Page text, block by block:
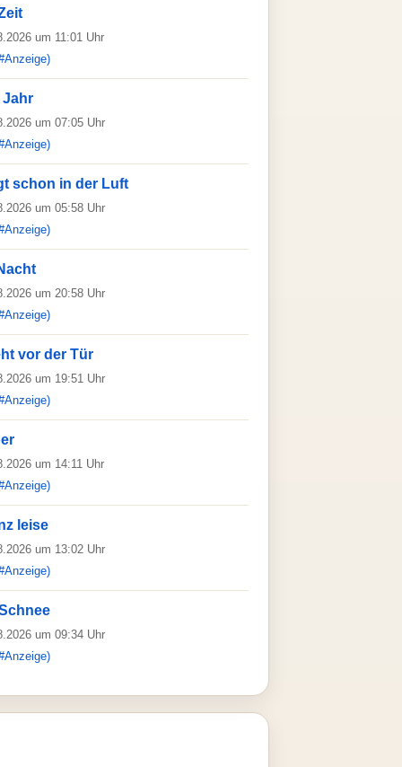
um 11:01 Uhr
Jahr
um 07:05 Uhr
schon in der Luft
um 05:58 Uhr
um 20:58 Uhr
vor der Tür
um 19:51 Uhr
um 14:11 Uhr
leise
um 13:02 Uhr
um 09:34 Uhr